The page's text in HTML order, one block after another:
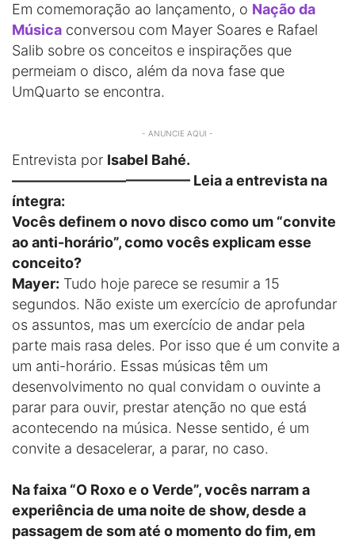
Em comemoração ao lançamento, o Nação da
Música conversou com Mayer Soares e Rafael
Salib sobre os conceitos e inspirações que
permeiam o disco, além da nova fase que
UmQuarto se encontra.
- ANUNCIE AQUI -
Entrevista por Isabel Bahé.
————————————– Leia a entrevista na
íntegra:
Vocês definem o novo disco como um “convite
ao anti-horário”, como vocês explicam esse
conceito?
Mayer: Tudo hoje parece se resumir a 15
segundos. Não existe um exercício de aprofundar
os assuntos, mas um exercício de andar pela
parte mais rasa deles. Por isso que é um convite a
um anti-horário. Essas músicas têm um
desenvolvimento no qual convidam o ouvinte a
parar para ouvir, prestar atenção no que está
acontecendo na música. Nesse sentido, é um
convite a desacelerar, a parar, no caso.
Na faixa “O Roxo e o Verde”, vocês narram a
experiência de uma noite de show, desde a
passagem de som até o momento do fim, em